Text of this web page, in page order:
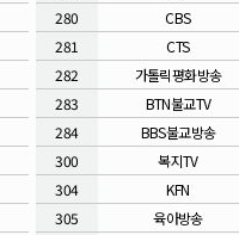
280
CBS
281
CTS
282
가톨릭평화방송
283
BTN불교TV
284
BBS불교방송
300
복지TV
304
KFN
305
육아방송